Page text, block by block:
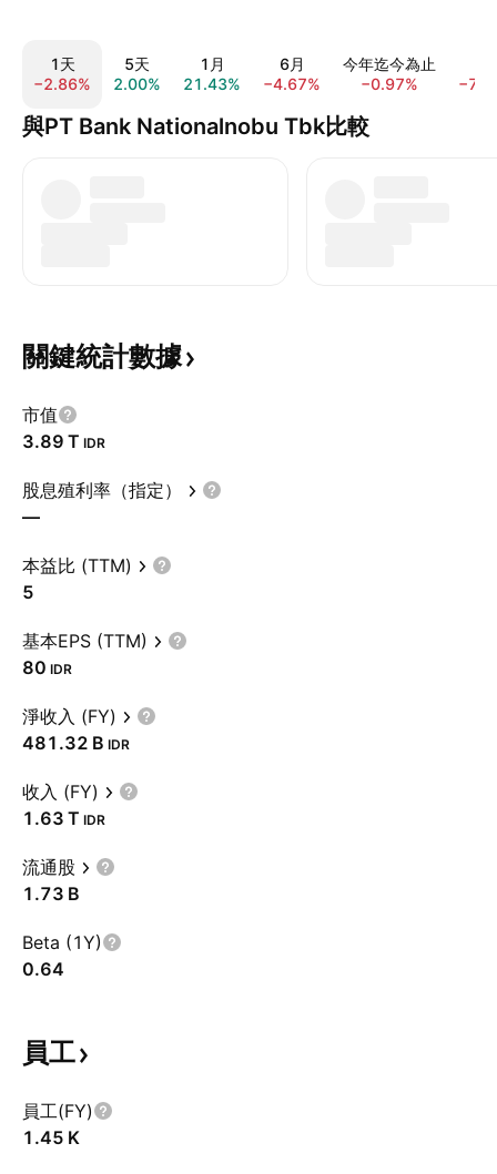
1天
−2.86%
5天
2.00%
1月
21.43%
6月
−4.67%
今年迄今為止
−0.97%
與PT Bank Nationalnobu Tbk比較
關鍵統計數據
市值
‪3.89 T‬ IDR
股息殖利率（指定）
—
本益比 (TTM)
5
基本EPS (TTM)
80 IDR
淨收入 (FY)
‪481.32 B‬ IDR
收入 (FY)
‪1.63 T‬ IDR
流通股
‪1.73 B‬
Beta (1Y)
0.64
員工
員工(FY)
‪1.45 K‬